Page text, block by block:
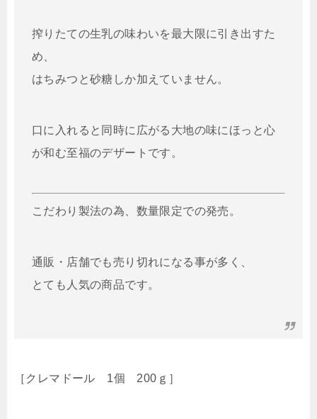
搾りたての生乳の味わいを最大限に引き出すた
め、
はちみつと砂糖しか加えていません。
口に入れると同時に広がる大地の味にほっと心
が和む至福のデザートです。
こだわり製法の為、数量限定での発売。
通販・店舗でも売り切れになる事が多く、
とても人気の商品です。
［クレマドール 1個 200ｇ］